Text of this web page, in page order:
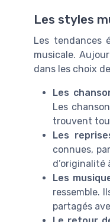
Les styles
Les tendances
musicale.
dans les choix
Les
Les
trouvent
Les
connues,
d’originalité
Les
ressemble.
partagés